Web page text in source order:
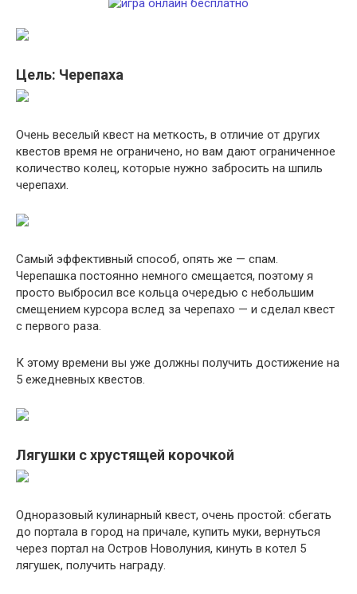
Цель: Черепаха
Очень веселый квест на меткость, в отличие от других
квестов время не ограничено, но вам дают ограниченное
количество колец, которые нужно забросить на шпиль
черепахи.
Самый эффективный способ, опять же — спам.
Черепашка постоянно немного смещается, поэтому я
просто выбросил все кольца очередью с небольшим
смещением курсора вслед за черепахо — и сделал квест
с первого раза.
К этому времени вы уже должны получить достижение на
5 ежедневных квестов.
Лягушки с хрустящей корочкой
Одноразовый кулинарный квест, очень простой: сбегать
до портала в город на причале, купить муки, вернуться
через портал на Остров Новолуния, кинуть в котел 5
лягушек, получить награду.